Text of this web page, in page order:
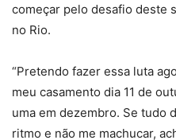
começar pelo desafio deste
no Rio.
“Pretendo fazer essa luta
meu casamento dia 11 de
uma em dezembro. Se tudo
ritmo e não me machucar,